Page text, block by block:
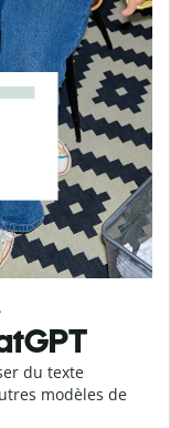
du texte
modèles de